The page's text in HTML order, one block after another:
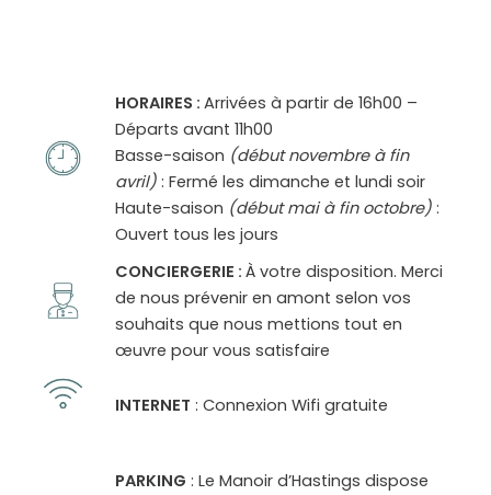
HORAIRES : Arrivées à partir de 16h00 –
Départs avant 11h00
Basse-saison (début novembre à fin
avril) : Fermé les dimanche et lundi soir
Haute-saison (début mai à fin octobre) :
Ouvert tous les jours
CONCIERGERIE : À votre disposition. Merci
de nous prévenir en amont selon vos
souhaits que nous mettions tout en
œuvre pour vous satisfaire
INTERNET : Connexion Wifi gratuite
PARKING : Le Manoir d’Hastings dispose